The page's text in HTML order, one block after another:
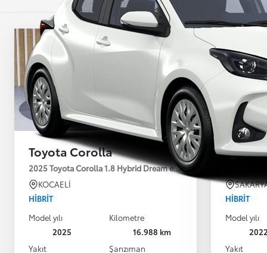
Toyota Corolla
2025 Toyota Corolla 1.8 Hybrid Dream e-CVT 140HP
KOCAELİ
HIBRIT
Model yılı
2025
Kilometre
16.988 km
Yakıt
Şanzıman
2022
HIBRIT
Model yılı
2022
Yakıt